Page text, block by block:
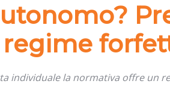
individuale la normativa offre un